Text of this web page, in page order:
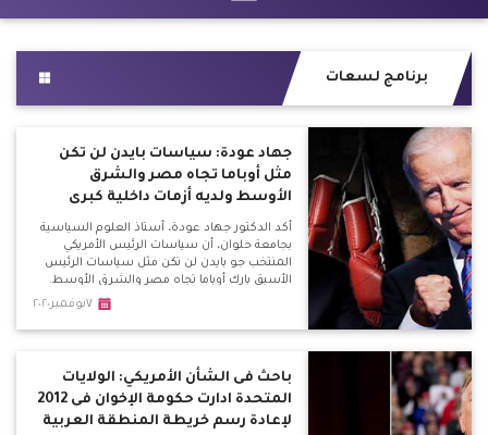
برنامج لسعات
جهاد عودة: سياسات بايدن لن تكن
مثل أوباما تجاه مصر والشرق
الأوسط ولديه أزمات داخلية كبرى
أكد الدكتور جهاد عودة، أستاذ العلوم السياسية
بجامعة حلوان، أن سياسات الرئيس الأمريكي
المنتخب جو بايدن لن تكن مثل سياسات الرئيس
الأسبق بارك أوباما تجاه مصر والشرق الأوسط.
٧نوفمبر٢٠٢٠
باحث فى الشأن الأمريكي: الولايات
المتحدة ادارت حكومة الإخوان فى 2012
لإعادة رسم خريطة المنطقة العربية